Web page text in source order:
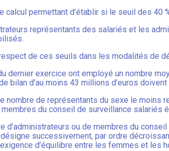
permettant d’établir si le seuil des 40
représentants des salariés et les
de ces seuils dans les modalités de
exercice ont employé un nombre
bilan d’au moins 43 millions d’euros
nombre de représentants du sexe le moins
du conseil de surveillance salariés
d’administrateurs ou de membres du
successivement, par ordre
d’équilibre entre les femmes et les